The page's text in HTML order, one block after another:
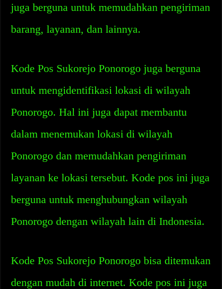
juga berguna untuk memudahkan pengiriman
barang, layanan, dan lainnya.
Kode Pos Sukorejo Ponorogo juga berguna
untuk mengidentifikasi lokasi di wilayah
Ponorogo. Hal ini juga dapat membantu
dalam menemukan lokasi di wilayah
Ponorogo dan memudahkan pengiriman
layanan ke lokasi tersebut. Kode pos ini juga
berguna untuk menghubungkan wilayah
Ponorogo dengan wilayah lain di Indonesia.
Kode Pos Sukorejo Ponorogo bisa ditemukan
dengan mudah di internet. Kode pos ini juga